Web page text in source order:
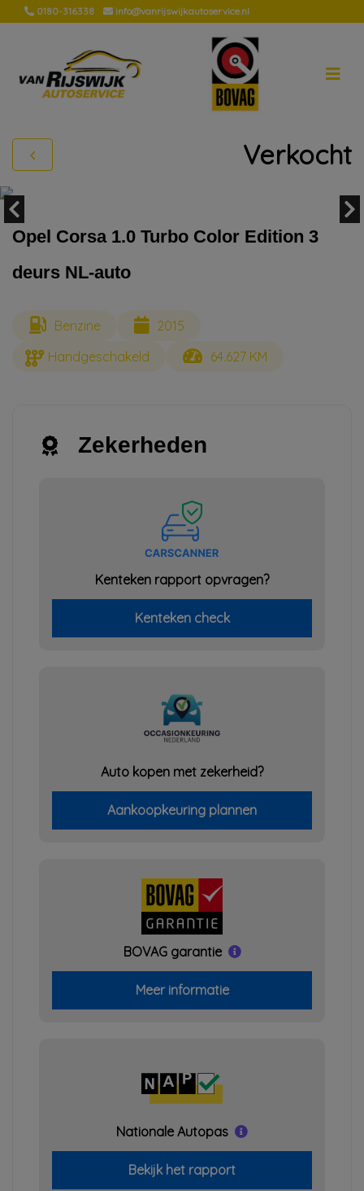
0180-316338 info@vanrijswijkautoservice.nl
Verkocht
Opel Corsa 1.0 Turbo Color Edition 3
deurs NL-auto
Benzine
2015
Handgeschakeld
64.627 KM
Zekerheden
Kenteken rapport opvragen?
Kenteken check
Auto kopen met zekerheid?
Aankoopkeuring plannen
BOVAG garantie
Meer informatie
Nationale Autopas
Bekijk het rapport